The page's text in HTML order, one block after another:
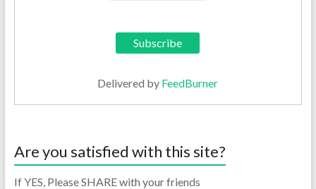
Delivered by FeedBurner
Are you satisfied with this site?
If YES, Please SHARE with your friends